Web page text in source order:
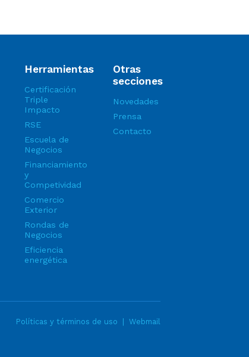
Herramientas
Certificación
Triple
Impacto
RSE
Escuela de
Negocios
Financiamiento
y
Competividad
Comercio
Exterior
Rondas de
Negocios
Eficiencia
energética
Otras
secciones
Novedades
Prensa
Contacto
Políticas y términos de uso Webmail